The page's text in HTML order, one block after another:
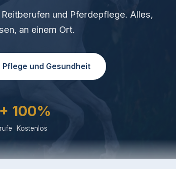
und Pferdepflege. Alles,
an einem Ort.
Pflege und Gesundheit
100%
Kostenlos